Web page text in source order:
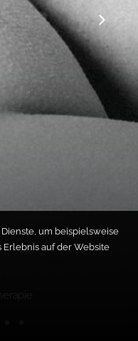
um beispielsweise
Erlebnis auf der Website